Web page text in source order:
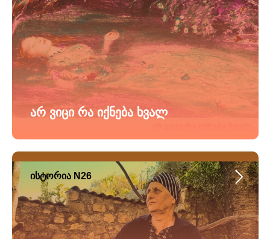
არ ვიცი რა იქნება ხვალ
ისტორია N26